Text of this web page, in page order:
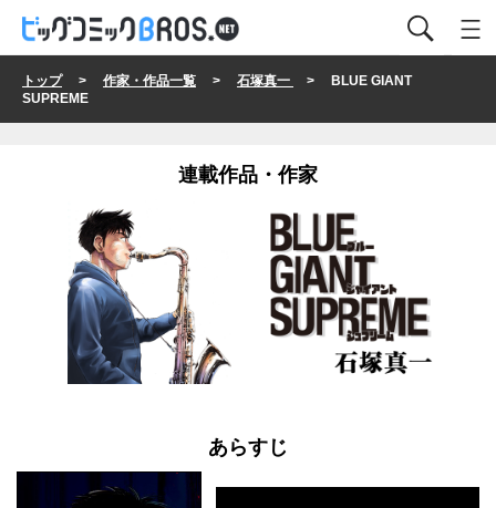
トップ> 作家・作品一覧 > 石塚真一
> BLUE GIANT
SUPREME
連載作品・作家
あらすじ